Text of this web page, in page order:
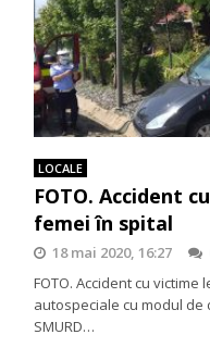
LOCALE
FOTO. Accident
femei în spital
18 mai 2020, 16:27
FOTO. Accident cu
autospeciale cu modul de
SMURD…